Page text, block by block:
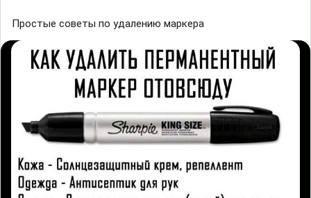
Простые советы по удалению маркера